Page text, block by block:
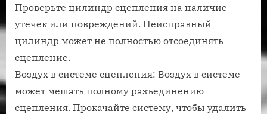
начинает
Проверьте цилиндр сцепления на наличие
утечек или повреждений. Неисправный
цилиндр может не полностью отсоединять
сцепление.
Воздух в системе сцепления: Воздух в системе
может мешать полному разъединению
сцепления. Прокачайте систему, чтобы удалить